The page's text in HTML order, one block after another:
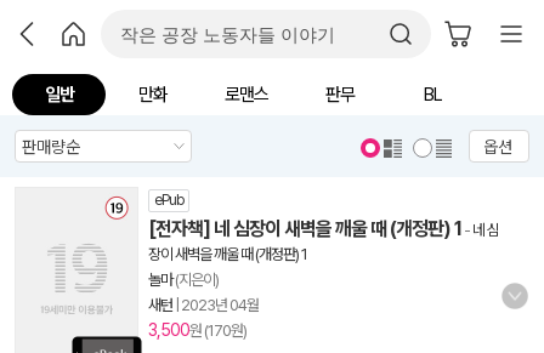
일반 만화 로맨스 판무 BL
옵션
ePub
[전자책] 네 심장이 새벽을 깨울 때 (개정판) 1 - 네 심
장이 새벽을 깨울 때 (개정판) 1
놀마(지은이)
새턴 2023년 04월
3,500원 (170원)